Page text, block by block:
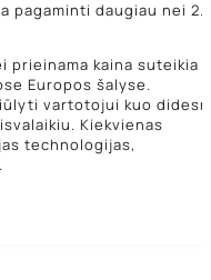
pagaminti daugiau nei
prieinama kaina suteikia
Europos šalyse.
vartotojui kuo
Kiekvienas
technologijas,